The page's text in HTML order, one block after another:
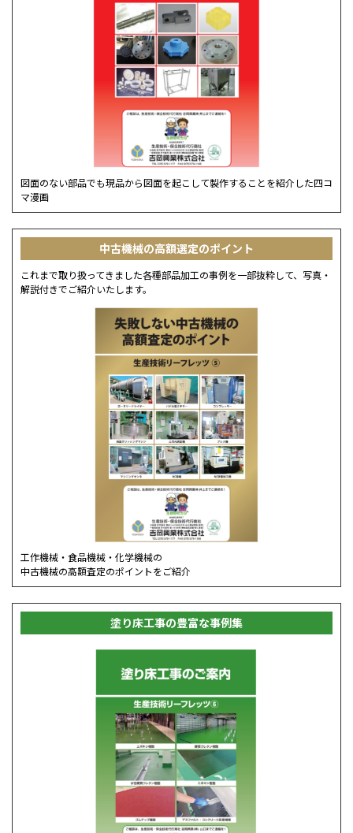
図面のない部品でも現品から図面を起こして製作することを紹介した四コ
マ漫画
中古機械の高額選定のポイント
これまで取り扱ってきました各種部品加工の事例を一部抜粋して、写真・
解説付きでご紹介いたします。
工作機械・食品機械・化学機械の
中古機械の高額査定のポイントをご紹介
塗り床工事の豊富な事例集